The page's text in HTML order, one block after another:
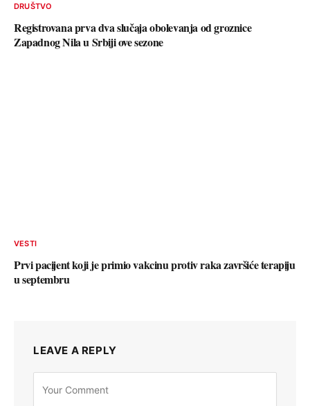
DRUŠTVO
Registrovana prva dva slučaja obolevanja od groznice
Zapadnog Nila u Srbiji ove sezone
VESTI
Prvi pacijent koji je primio vakcinu protiv raka završiće terapiju
u septembru
LEAVE A REPLY